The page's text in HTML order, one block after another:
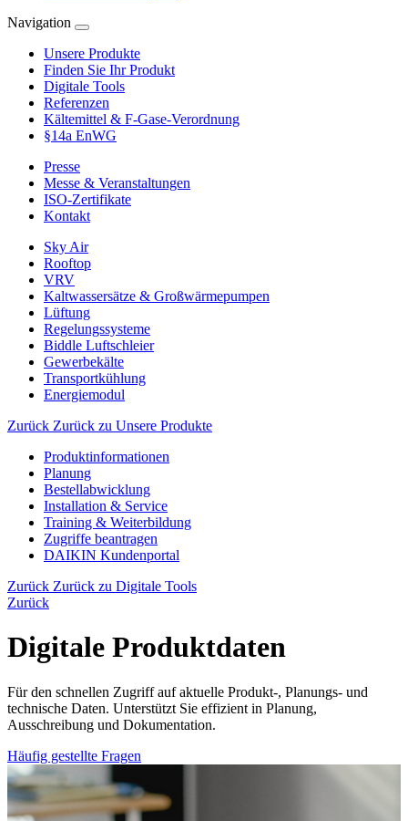
Navigation
Unsere Produkte
Finden Sie Ihr Produkt
Digitale Tools
Referenzen
Kältemittel & F-Gase-Verordnung
§14a EnWG
Presse
Messe & Veranstaltungen
ISO-Zertifikate
Kontakt
Sky Air
Rooftop
VRV
Kaltwassersätze & Großwärmepumpen
Lüftung
Regelungssysteme
Biddle Luftschleier
Gewerbekälte
Transportkühlung
Energiemodul
Zurück Zurück zu Unsere Produkte
Produktinformationen
Planung
Bestellabwicklung
Installation & Service
Training & Weiterbildung
Zugriffe beantragen
DAIKIN Kundenportal
Zurück Zurück zu Digitale Tools
Zurück
Digitale Produktdaten
Für den schnellen Zugriff auf aktuelle Produkt-, Planungs- und
technische Daten. Unterstützt Sie effizient in Planung,
Ausschreibung und Dokumentation.
Häufig gestellte Fragen